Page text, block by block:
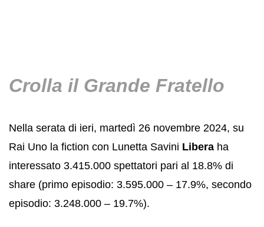
Crolla il Grande Fratello
Nella serata di ieri, martedì 26 novembre 2024, su
Rai Uno la fiction con Lunetta Savini Libera ha
interessato 3.415.000 spettatori pari al 18.8% di
share (primo episodio: 3.595.000 – 17.9%, secondo
episodio: 3.248.000 – 19.7%).